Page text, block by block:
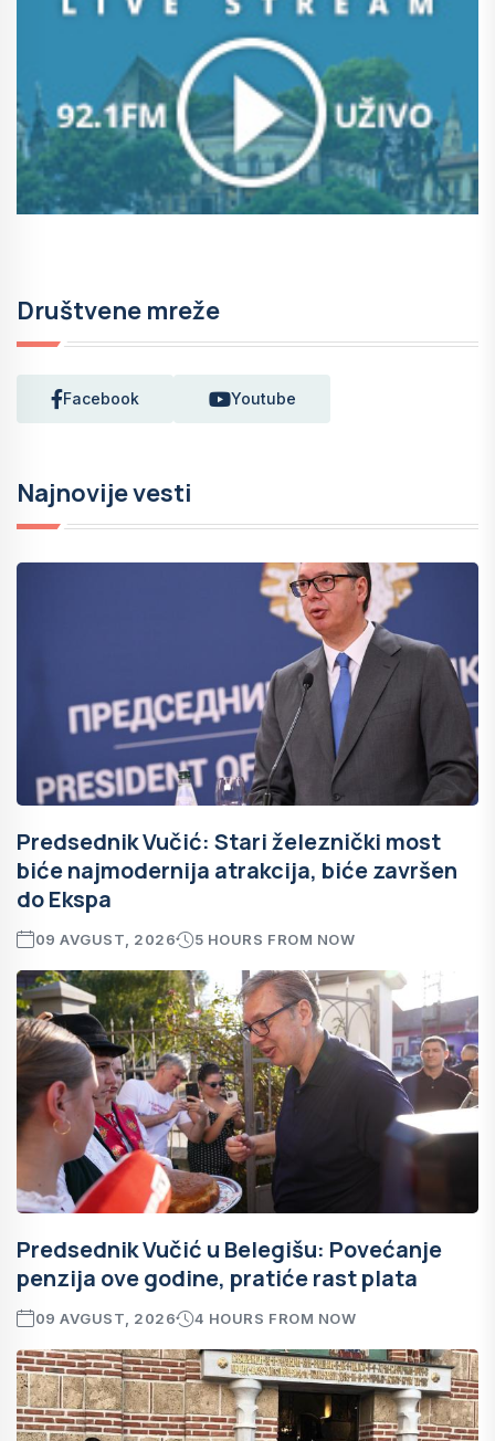
Društvene mreže
Facebook Youtube
Najnovije vesti
Predsednik Vučić: Stari železnički most
biće najmodernija atrakcija, biće završen
do Ekspa
09 AVGUST, 2026 5 HOURS FROM NOW
Predsednik Vučić u Belegišu: Povećanje
penzija ove godine, pratiće rast plata
09 AVGUST, 2026 4 HOURS FROM NOW